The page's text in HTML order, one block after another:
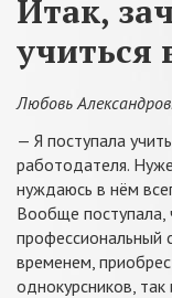
Итак,
учиться
Любовь
— Я поступала
работодателя.
нуждаюсь в нём
Вообще поступала,
профессиональный
временем,
однокурсников,